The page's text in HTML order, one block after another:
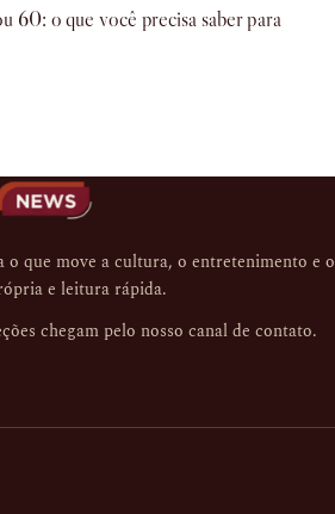
60: o que você precisa saber para
o que move a cultura, o entretenimento e o
e leitura rápida.
chegam pelo nosso canal de contato.